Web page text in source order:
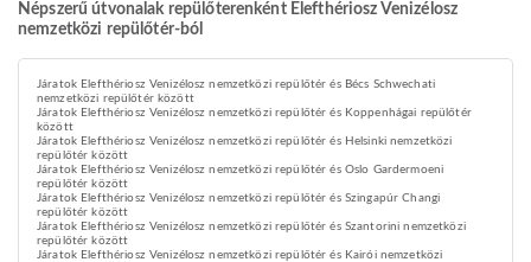
Népszerű útvonalak repülőterenként Elefthériosz Venizélosz
nemzetközi repülőtér-ból
Járatok Elefthériosz Venizélosz nemzetközi repülőtér és Bécs Schwechati
nemzetközi repülőtér között
Járatok Elefthériosz Venizélosz nemzetközi repülőtér és Koppenhágai repülőtér
között
Járatok Elefthériosz Venizélosz nemzetközi repülőtér és Helsinki nemzetközi
repülőtér között
Járatok Elefthériosz Venizélosz nemzetközi repülőtér és Oslo Gardermoeni
repülőtér között
Járatok Elefthériosz Venizélosz nemzetközi repülőtér és Szingapúr Changi
repülőtér között
Járatok Elefthériosz Venizélosz nemzetközi repülőtér és Szantorini nemzetközi
repülőtér között
Járatok Elefthériosz Venizélosz nemzetközi repülőtér és Kairói nemzetközi